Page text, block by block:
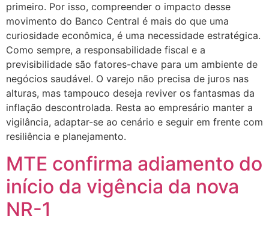
primeiro. Por isso, compreender o impacto desse
movimento do Banco Central é mais do que uma
curiosidade econômica, é uma necessidade estratégica.
Como sempre, a responsabilidade fiscal e a
previsibilidade são fatores-chave para um ambiente de
negócios saudável. O varejo não precisa de juros nas
alturas, mas tampouco deseja reviver os fantasmas da
inflação descontrolada. Resta ao empresário manter a
vigilância, adaptar-se ao cenário e seguir em frente com
resiliência e planejamento.
MTE confirma adiamento do
início da vigência da nova
NR-1